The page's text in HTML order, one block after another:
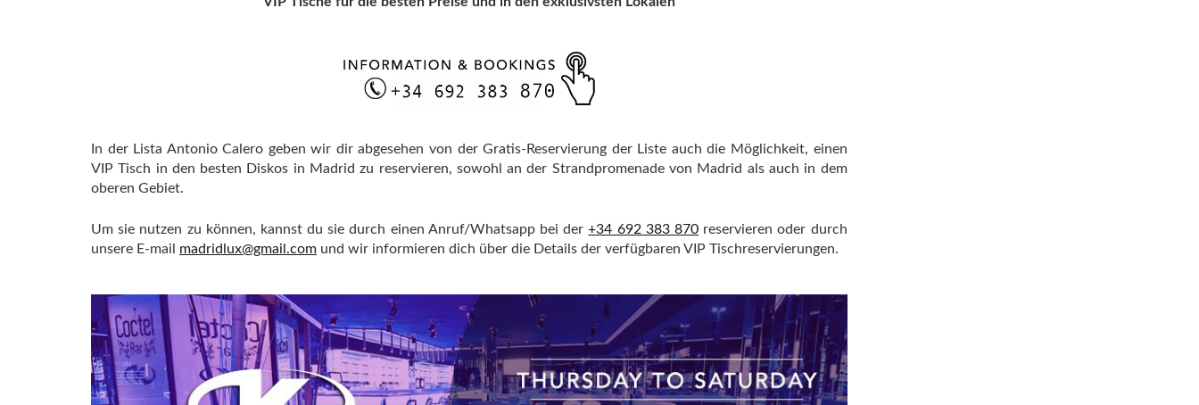
In der Lista Antonio Calero geben wir dir abgesehen von der Gratis-Reservierung der Liste auch die Möglichkeit, einen
VIP Tisch in den besten Diskos in Madrid zu reservieren, sowohl an der Strandpromenade von Madrid als auch in dem
oberen Gebiet.
Um sie nutzen zu können, kannst du sie durch einen Anruf/Whatsapp bei der+34 692 383 870reservieren oder durch
unsere E-mail madridlux@gmail.com und wir informieren dich über die Details der verfügbaren VIP Tischreservierungen.